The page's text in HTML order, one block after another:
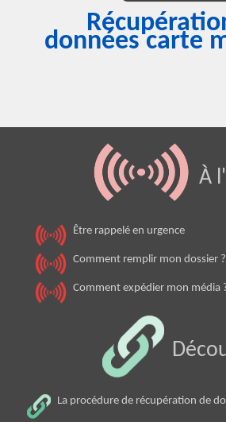
données carte
À
Être rappelé en urgence
Comment remplir mon dossier ?
Comment expédier mon média
La procédure de récupération de